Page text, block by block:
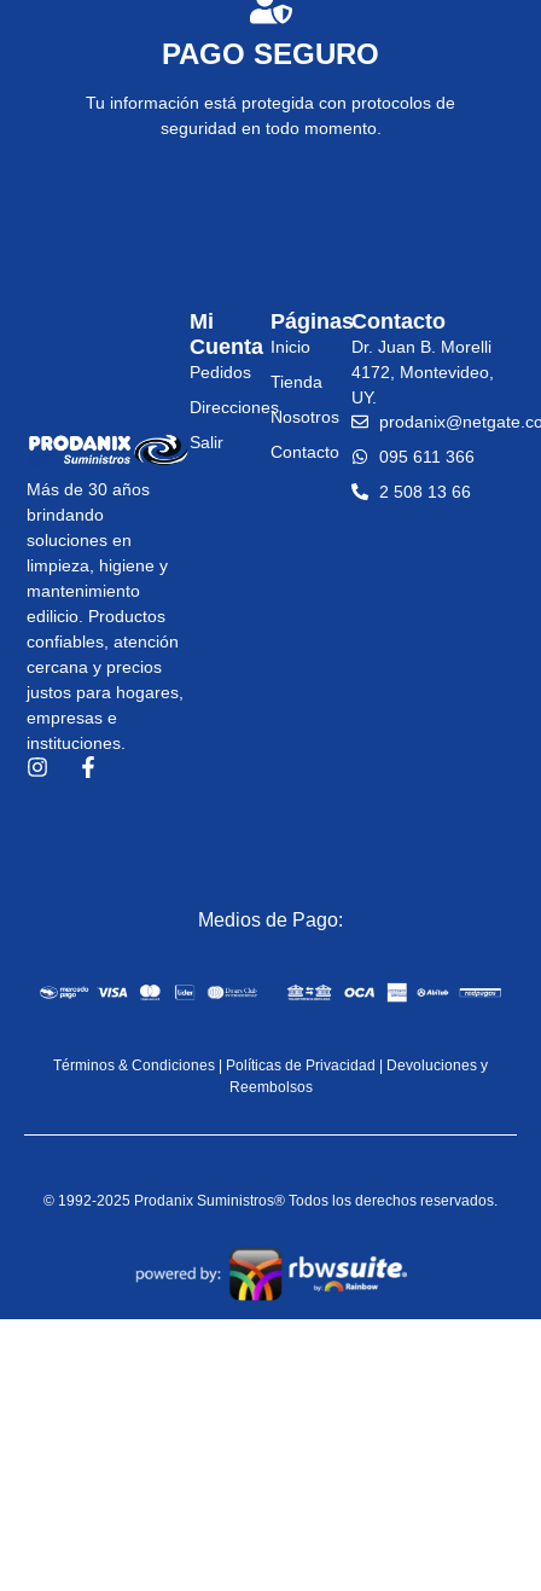
PAGO SEGURO
Tu información está protegida con protocolos de
seguridad en todo momento.
Más de 30 años
brindando
soluciones en
limpieza, higiene y
mantenimiento
edilicio. Productos
confiables, atención
cercana y precios
justos para hogares,
empresas e
instituciones.
Páginas
Inicio
Tienda
Nosotros
Contacto
Mi
Cuenta
Pedidos
Direcciones
Salir
Contacto
Dr. Juan B. Morelli
4172, Montevideo,
UY.
095 611 366
2 508 13 66
Medios de Pago:
Términos & Condiciones Políticas de Privacidad
Devoluciones y
Reembolsos
© 1992-2025 Prodanix Suministros® Todos los derechos reservados.